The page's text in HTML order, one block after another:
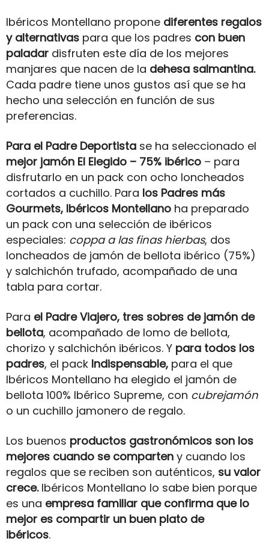
Ibéricos Montellano propone diferentes regalos
y alternativas para que los padres con buen
paladar disfruten este día de los mejores
manjares que nacen de la dehesa salmantina.
Cada padre tiene unos gustos así que se ha
hecho una selección en función de sus
preferencias.
Para el Padre Deportista se ha seleccionado el
mejor jamón El Elegido – 75% ibérico – para
disfrutarlo en un pack con ocho loncheados
cortados a cuchillo. Para los Padres más
Gourmets, Ibéricos Montellano ha preparado
un pack con una selección de ibéricos
especiales: coppa a las finas hierbas, dos
loncheados de jamón de bellota ibérico (75%)
y salchichón trufado, acompañado de una
tabla para cortar.
Para el Padre Viajero, tres sobres de jamón de
bellota, acompañado de lomo de bellota,
chorizo y salchichón ibéricos. Y para todos los
padres, el pack Indispensable, para el que
Ibéricos Montellano ha elegido el jamón de
bellota 100% Ibérico Supreme, con cubrejamón
o un cuchillo jamonero de regalo.
Los buenos productos gastronómicos son los
mejores cuando se comparten y cuando los
regalos que se reciben son auténticos, su valor
crece.Ibéricos Montellano lo sabe bien porque
es una empresa familiar que confirma que lo
mejor es compartir un buen plato de
ibéricos.